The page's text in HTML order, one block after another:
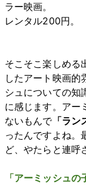
ラー映画。
レンタル200円。
そこそこ楽しめる
したアート映画的
シュについての知
に感じます。アー
ないもんで「ラン
ったんですよね。
ど、やたらと連呼
「アーミッシュ